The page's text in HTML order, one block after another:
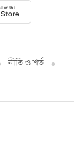
নীতি ও শর্ত